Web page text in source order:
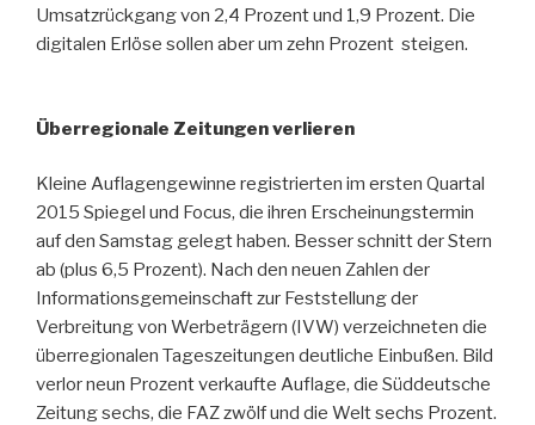
Umsatzrückgang von 2,4 Prozent und 1,9 Prozent. Die
digitalen Erlöse sollen aber um zehn Prozent steigen.
Überregionale Zeitungen verlieren
Kleine Auflagengewinne registrierten im ersten Quartal
2015 Spiegel und Focus, die ihren Erscheinungstermin
auf den Samstag gelegt haben. Besser schnitt der Stern
ab (plus 6,5 Prozent). Nach den neuen Zahlen der
Informationsgemeinschaft zur Feststellung der
Verbreitung von Werbeträgern (IVW) verzeichneten die
überregionalen Tageszeitungen deutliche Einbußen. Bild
verlor neun Prozent verkaufte Auflage, die Süddeutsche
Zeitung sechs, die FAZ zwölf und die Welt sechs Prozent.